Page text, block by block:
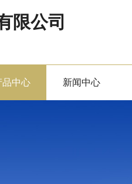
限公司
品中心 新闻中心